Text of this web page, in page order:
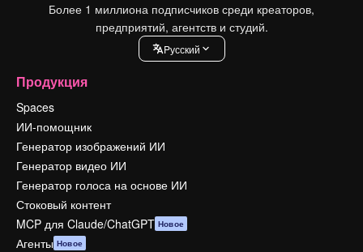
Более 1 миллиона подписчиков среди креаторов,
предприятий, агентств и студий.
Pусский
Продукция
Spaces
ИИ-помощник
Генератор изображений ИИ
Генератор видео ИИ
Генератор голоса на основе ИИ
Стоковый контент
MCP для Claude/ChatGPT Новое
Агенты Новое